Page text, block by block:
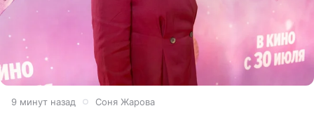
9 минут назад Соня Жарова